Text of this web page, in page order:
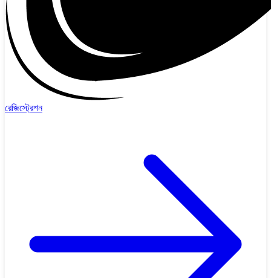
রেজিস্ট্রেশন